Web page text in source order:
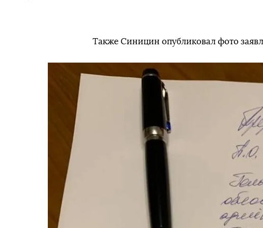
Также Синицин опубликовал фото